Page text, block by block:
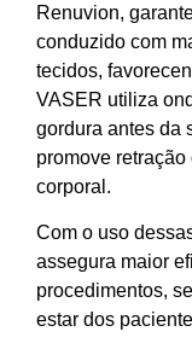
Renuvion,
conduzido com
tecidos,
VASER utiliza
gordura antes da
promove
corporal.
Com o uso
assegura maior
procedimentos,
estar dos